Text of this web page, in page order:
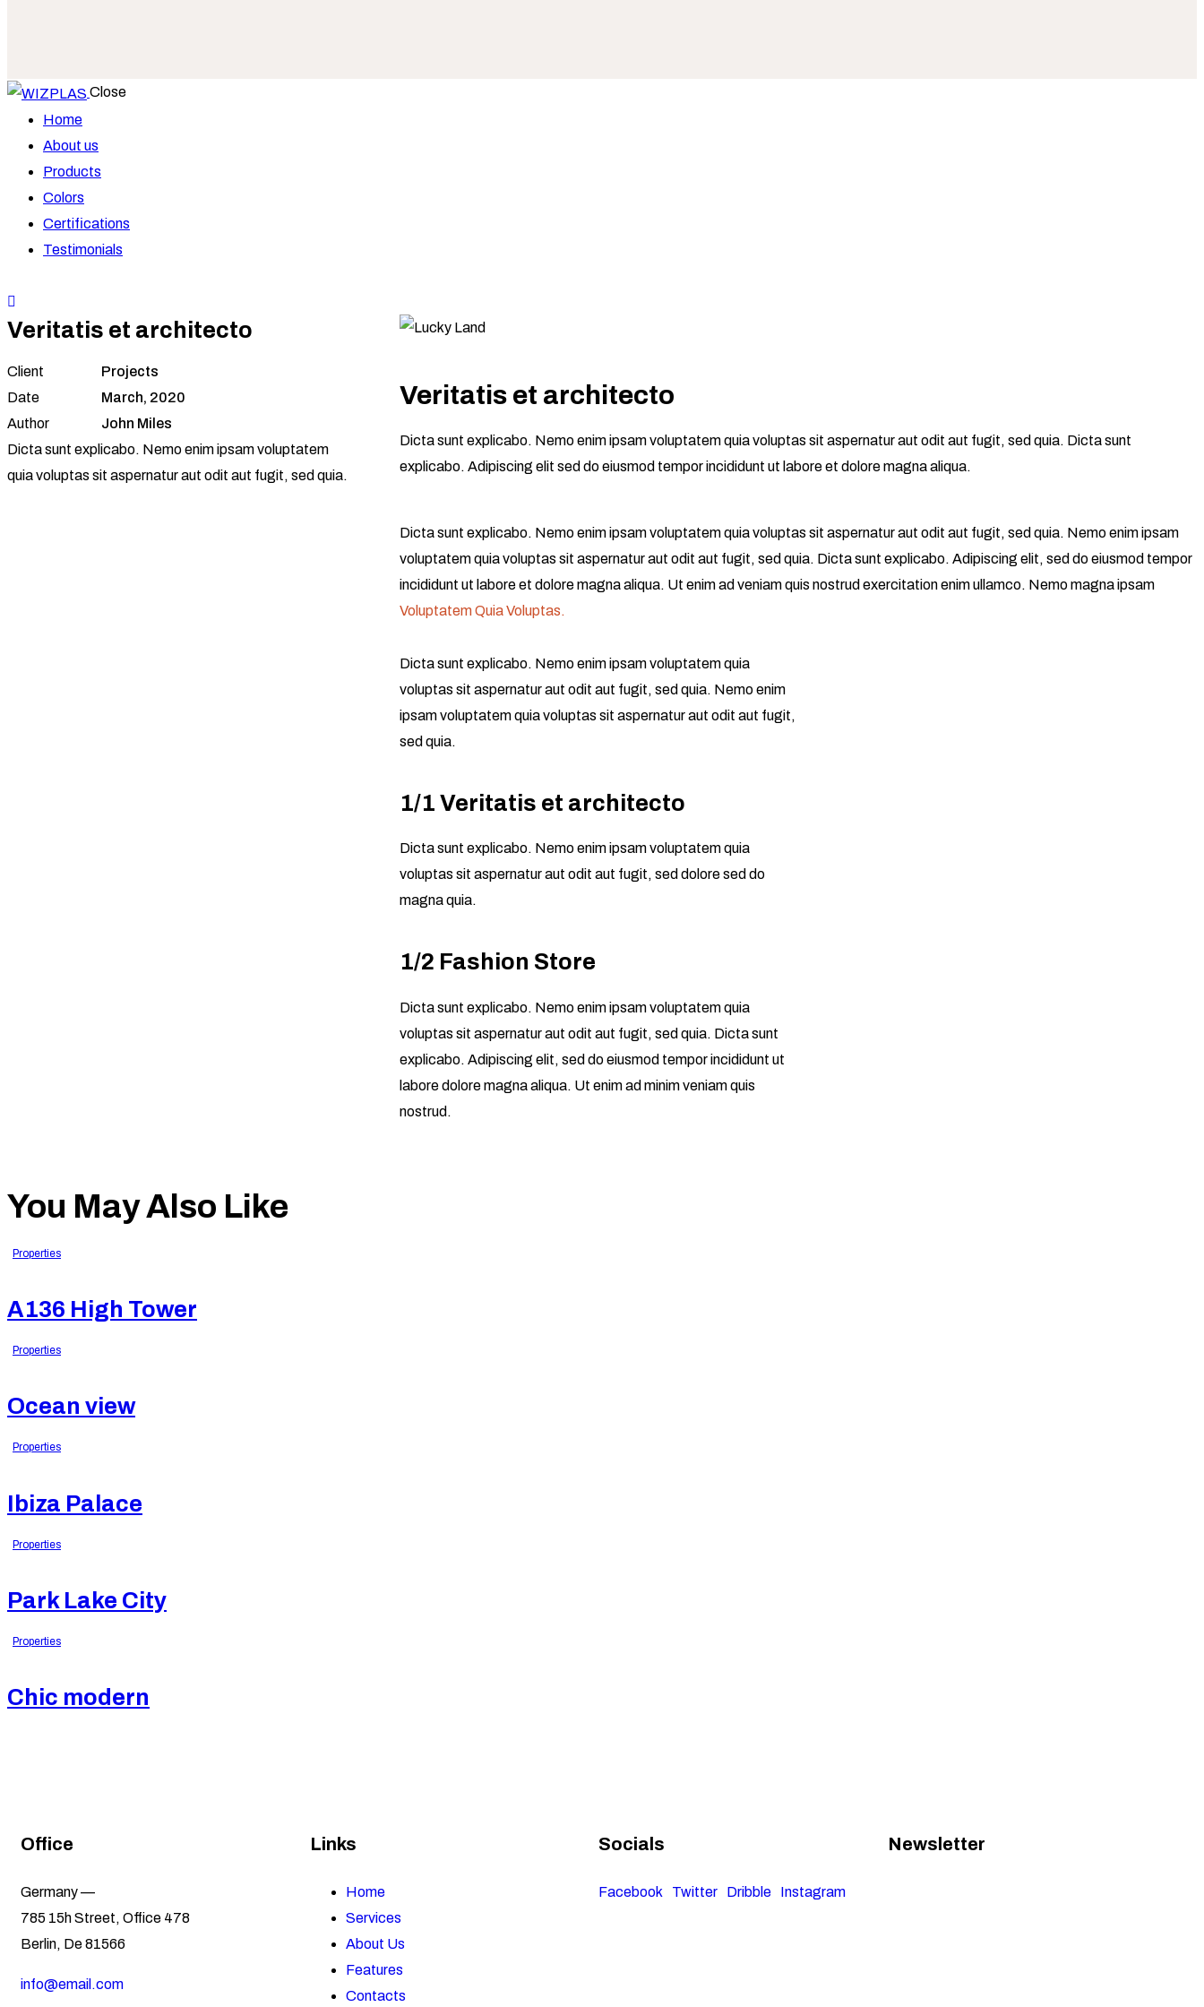
Close
Home
About us
Products
Colors
Certifications
Testimonials
Veritatis et architecto
Client
Projects
Date
March, 2020
Author
John Miles
Dicta sunt explicabo. Nemo enim ipsam voluptatem
quia voluptas sit aspernatur aut odit aut fugit, sed quia.
Veritatis et architecto
Dicta sunt explicabo. Nemo enim ipsam voluptatem quia voluptas sit aspernatur aut odit aut fugit, sed quia. Dicta sunt
explicabo. Adipiscing elit sed do eiusmod tempor incididunt ut labore et dolore magna aliqua.
Dicta sunt explicabo. Nemo enim ipsam voluptatem quia voluptas sit aspernatur aut odit aut fugit, sed quia. Nemo enim ipsam
voluptatem quia voluptas sit aspernatur aut odit aut fugit, sed quia. Dicta sunt explicabo. Adipiscing elit, sed do eiusmod tempor
incididunt ut labore et dolore magna aliqua. Ut enim ad veniam quis nostrud exercitation enim ullamco. Nemo magna ipsam
Voluptatem Quia Voluptas.
Dicta sunt explicabo. Nemo enim ipsam voluptatem quia
voluptas sit aspernatur aut odit aut fugit, sed quia. Nemo enim
ipsam voluptatem quia voluptas sit aspernatur aut odit aut fugit,
sed quia.
1/1 Veritatis et architecto
Dicta sunt explicabo. Nemo enim ipsam voluptatem quia
voluptas sit aspernatur aut odit aut fugit, sed dolore sed do
magna quia.
1/2 Fashion Store
Dicta sunt explicabo. Nemo enim ipsam voluptatem quia
voluptas sit aspernatur aut odit aut fugit, sed quia. Dicta sunt
explicabo. Adipiscing elit, sed do eiusmod tempor incididunt ut
labore dolore magna aliqua. Ut enim ad minim veniam quis
nostrud.
You May Also Like
Properties
A136 High Tower
Properties
Ocean view
Properties
Ibiza Palace
Properties
Park Lake City
Properties
Chic modern
Office
Germany —
785 15h Street, Office 478
Berlin, De 81566
info@email.com
Links
Home
Services
About Us
Features
Contacts
Socials
Facebook Twitter Dribble Instagram
Newsletter